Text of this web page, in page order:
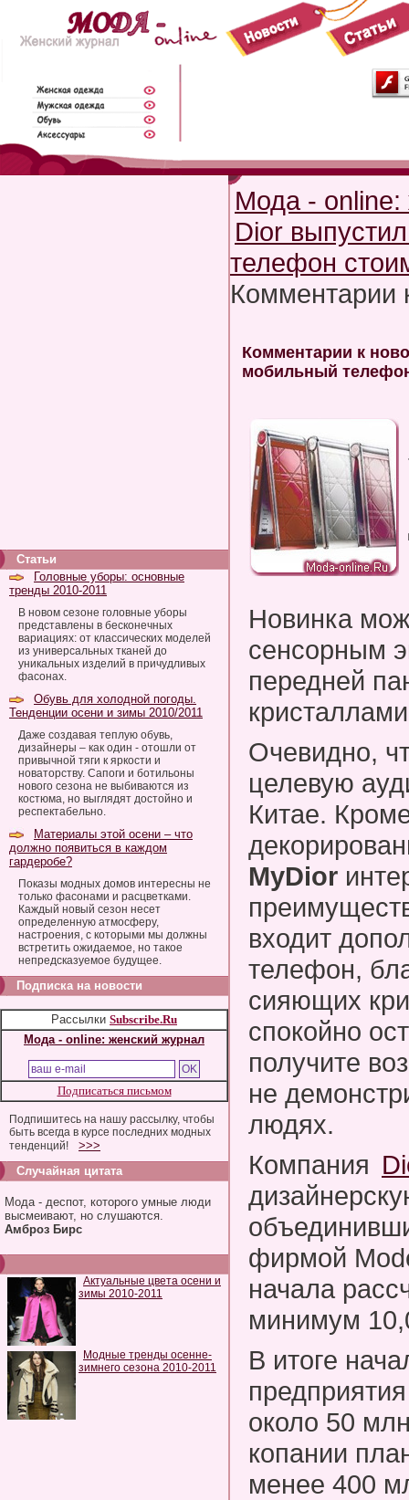
Статьи
Головные уборы: основные
тренды 2010-2011
В новом сезоне головные уборы
представлены в бесконечных
вариациях: от классических моделей
из универсальных тканей до
уникальных изделий в причудливых
фасонах.
Обувь для холодной погоды.
Тенденции осени и зимы 2010/2011
Даже создавая теплую обувь,
дизайнеры – как один - отошли от
привычной тяги к яркости и
новаторству. Сапоги и ботильоны
нового сезона не выбиваются из
костюма, но выглядят достойно и
респектабельно.
Материалы этой осени – что
должно появиться в каждом
гардеробе?
Показы модных домов интересны не
только фасонами и расцветками.
Каждый новый сезон несет
определенную атмосферу,
настроения, с которыми мы должны
встретить ожидаемое, но такое
непредсказуемое будущее.
Подписка на новости
Рассылки Subscribe.Ru
Мода - online: женский журнал
Подписаться письмом
Подпишитесь на нашу рассылку, чтобы
быть всегда в курсе последних модных
тенденций!
>>>
Случайная цитата
Мода - деспот, которого умные люди
высмеивают, но слушаются.
Амброз Бирс
Актуальные цвета осени и
зимы 2010-2011
Модные тренды осенне-
зимнего сезона 2010-2011
Мода - online:
Dior
телефон
Комментарии
Комментарии к
мобильный
Новинка
сенсорным
передней
Очевидно,
целевую
Китае.
MyDior
входит
телефон,
сияющих
спокойно
получите
не
людях.
Компания
фирмой
начала
минимум
В итоге
около 50
копании
менее 400